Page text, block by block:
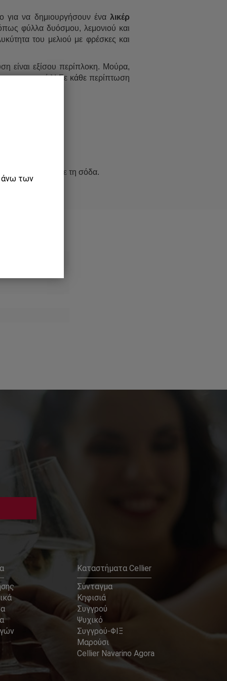
για να δημιουργήσουν ένα λικέρ
φύλλα δυόσμου, λεμονιού και
του μελιού με φρέσκες και
είναι εξίσου περίπλοκη. Μούρα,
το σε κοκτέιλ! Σε κάθε περίπτωση
συμπληρώστε με τη σόδα.
Καταστήματα Cellier
Σύνταγμα
Κηφισιά
Συγγρού
Ψυχικό
Συγγρού-ΦΙΞ
Μαρούσι
Cellier Navarino Agora
άνω των